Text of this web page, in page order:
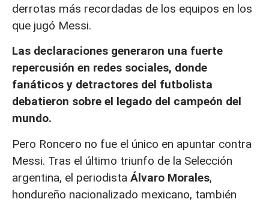
derrotas más recordadas de los equipos en los
que jugó Messi.
Las declaraciones generaron una fuerte
repercusión en redes sociales, donde
fanáticos y detractores del futbolista
debatieron sobre el legado del campeón del
mundo.
Pero Roncero no fue el único en apuntar contra
Messi. Tras el último triunfo de la Selección
argentina, el periodista Álvaro Morales,
hondureño nacionalizado mexicano, también